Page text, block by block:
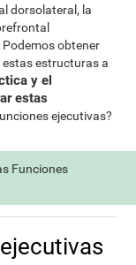
dorsolateral, la
obtener
estructuras a
y el
estas
ejecutivas?
Funciones